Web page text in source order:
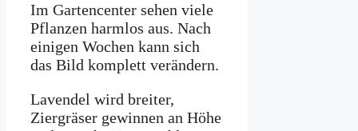
Im Gartencenter sehen viele
Pflanzen harmlos aus. Nach
einigen Wochen kann sich
das Bild komplett verändern.
Lavendel wird breiter,
Ziergräser gewinnen an Höhe